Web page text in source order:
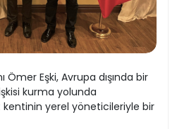
Ömer Eşki, Avrupa dışında bir
kurma yolunda
kentinin yerel yöneticileriyle bir